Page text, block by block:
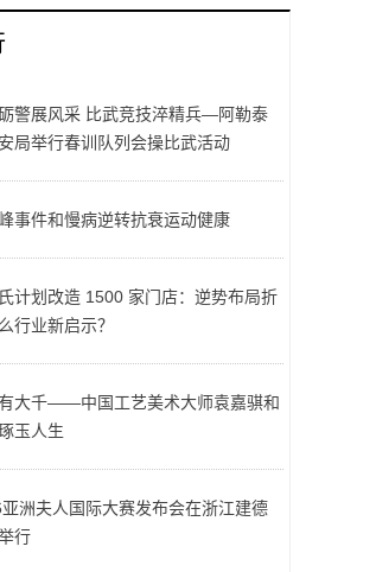
警展风采 比武竞技淬精兵—阿勒泰
局举行春训队列会操比武活动
事件和慢病逆转抗衰运动健康
计划改造 1500 家门店：逆势布局折
行业新启示？
大千——中国工艺美术大师袁嘉骐和
玉人生
洲夫人国际大赛发布会在浙江建德
行